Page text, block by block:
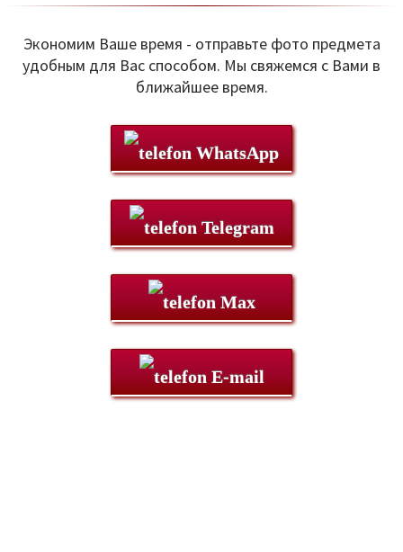
Экономим Ваше время - отправьте фото предмета
удобным для Вас способом. Мы свяжемся с Вами в
ближайшее время.
WhatsApp
Telegram
Max
E-mail